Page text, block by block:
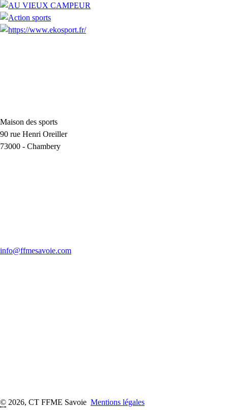
Maison des sports
90 rue Henri Oreiller
73000 - Chambery
info@ffmesavoie.com
© 2026, CT FFME Savoie Mentions légales